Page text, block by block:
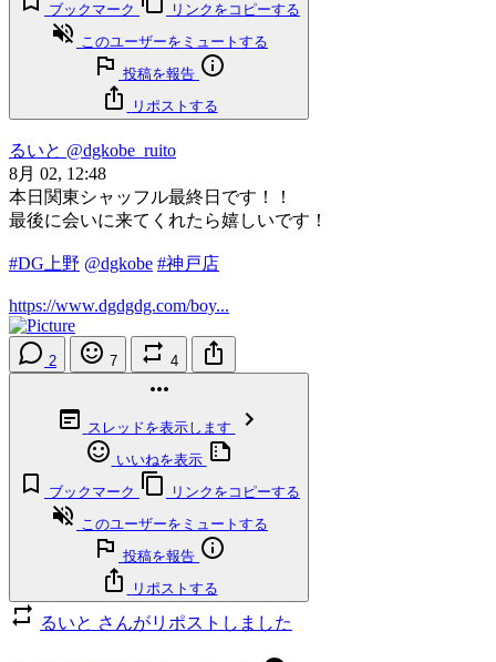
ブックマーク
リンクをコピーする
このユーザーをミュートする
投稿を報告
リポストする
るいと @dgkobe_ruito
8月 02, 12:48
本日関東シャッフル最終日です！！
最後に会いに来てくれたら嬉しいです！
#DG上野 @dgkobe #神戸店
https://www.dgdgdg.com/boy...
2 7 4
スレッドを表示します
いいねを表示
ブックマーク
リンクをコピーする
このユーザーをミュートする
投稿を報告
リポストする
るいと さんがリポストしました